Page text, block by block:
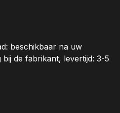
beschikbaar na uw
bij de fabrikant, levertijd: 3-5